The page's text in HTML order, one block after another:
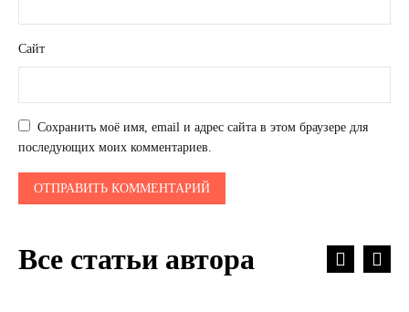
Сайт
Сохранить моё имя, email и адрес сайта в этом браузере для
последующих моих комментариев.
Все статьи автора